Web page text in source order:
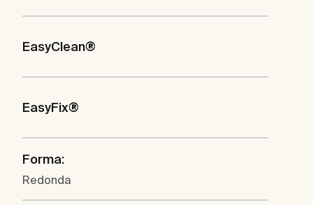
EasyClean®
EasyFix®
Forma:
Redonda